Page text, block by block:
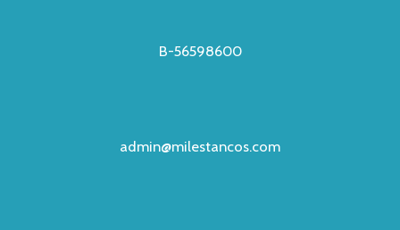
B-56598600
admin@milestancos.com